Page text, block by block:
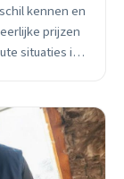
kennen en
prijzen
situaties in